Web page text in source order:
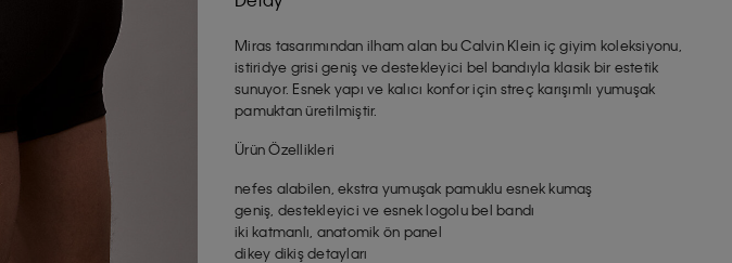
Miras tasarımından ilham alan bu Calvin Klein iç giyim koleksiyonu,
istiridye grisi geniş ve destekleyici bel bandıyla klasik bir estetik
sunuyor. Esnek yapı ve kalıcı konfor için streç karışımlı yumuşak
pamuktan üretilmiştir.
Ürün Özellikleri
nefes alabilen, ekstra yumuşak pamuklu esnek kumaş
geniş, destekleyici ve esnek logolu bel bandı
iki katmanlı, anatomik ön panel
dikey dikiş detayları